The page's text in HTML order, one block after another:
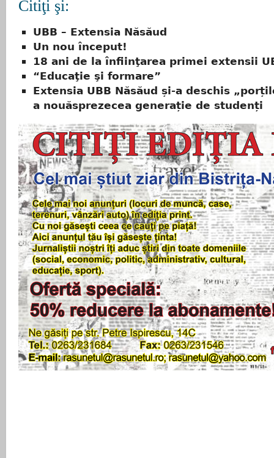
Citiţi şi:
UBB – Extensia Năsăud
Un nou început!
18 ani de la înfiinţarea primei extensii
“Educaţie şi formare”
Extensia UBB Năsăud și-a deschis
a nouăsprezecea generație de studenți